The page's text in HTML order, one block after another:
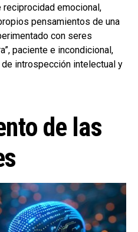
emocional,
pensamientos de una
con seres
paciente e incondicional,
introspección intelectual y
de las